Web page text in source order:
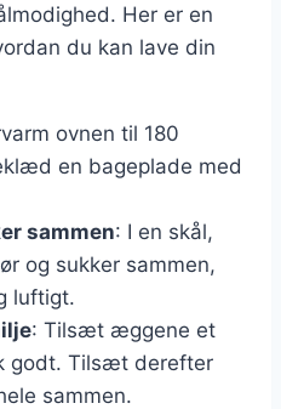
Her er en
du kan lave din
ovnen til 180
en bageplade med
sammen: I en skål,
og sukker sammen,
luftigt.
: Tilsæt æggene et
godt. Tilsæt derefter
sammen.